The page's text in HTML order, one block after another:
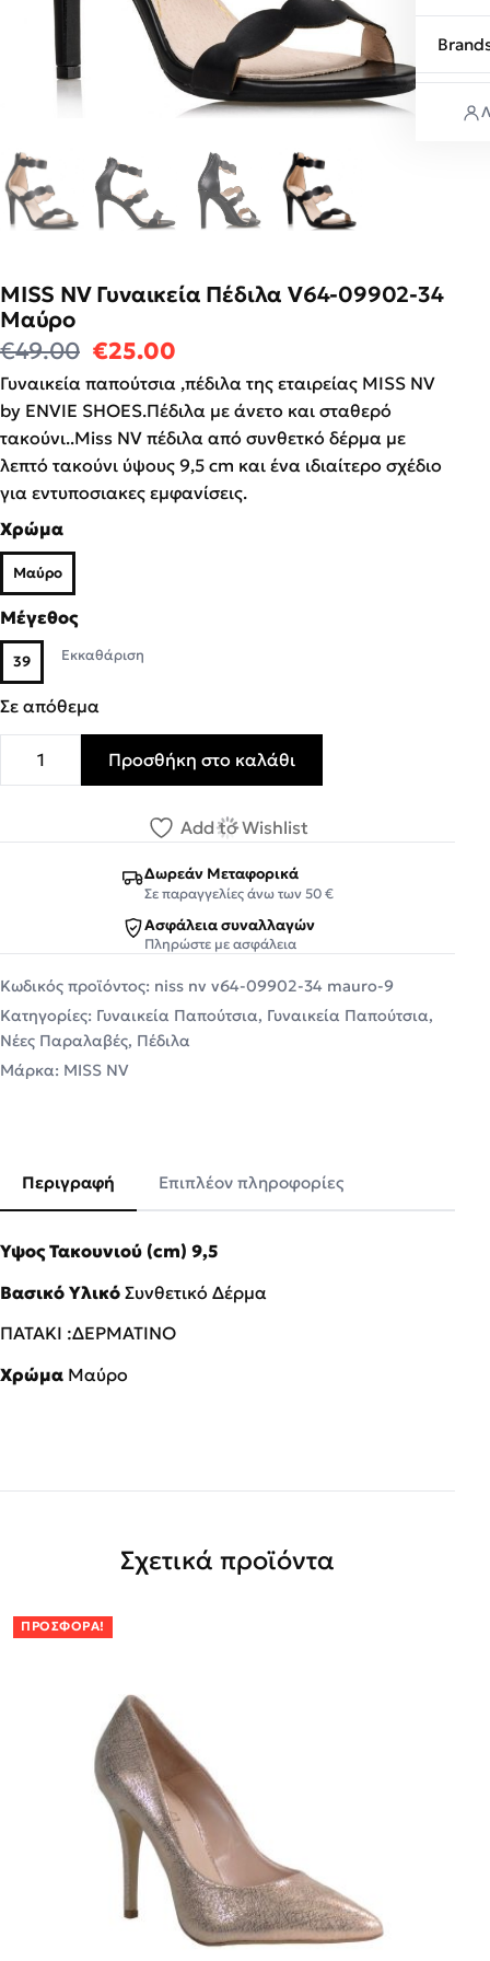
MISS NV Γυναικεία Πέδιλα V64-09902-34
Μαύρο
€49.00 Original price was: €49.00.
€25.00
Γυναικεία παπούτσια ,πέδιλα της εταιρείας MISS NV
by ENVIE SHOES.Πέδιλα με άνετο και σταθερό
τακούνι..Miss NV πέδιλα από συνθετκό δέρμα με
λεπτό τακούνι ύψους 9,5 cm και ένα ιδιαίτερο σχέδιο
για εντυποσιακες εμφανίσεις.
Χρώμα
Μαύρο
Μέγεθος
39 Εκκαθάριση
Σε απόθεμα
MISS NV Γυναικεία Πέδιλα V64-09902-34 Μαύρο
Προσθήκη στο καλάθι
Add to Wishlist
Δωρεάν Μεταφορικά
Σε παραγγελίες άνω των 50 €
Ασφάλεια συναλλαγών
Πληρώστε με ασφάλεια
Κωδικός προϊόντος: niss nv v64-09902-34 mauro-9
Κατηγορίες: Γυναικεία Παπούτσια, Γυναικεία Παπούτσια,
Νέες Παραλαβές, Πέδιλα
Μάρκα: MISS NV
Περιγραφή Επιπλέον πληροφορίες
Ύψος Τακουνιού (cm) 9,5
Βασικό Υλικό Συνθετικό Δέρμα
ΠΑΤΑΚΙ :ΔΕΡΜΑΤΙΝΟ
Χρώμα Μαύρο
Σχετικά προϊόντα
ΠΡΟΣΦΟΡΆ!